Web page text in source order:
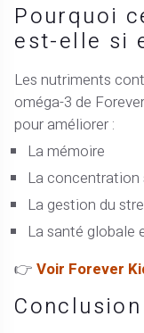
Pourquoi
est-elle si
Les nutriments
oméga-3 de
pour améliorer :
La mémoire
La concentration
La gestion du
La santé globale
👉Voir Forever
Conclusion